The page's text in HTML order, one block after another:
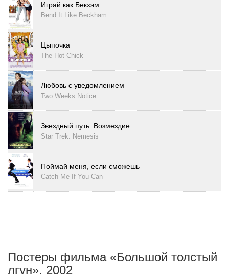
Играй как Бекхэм
Bend It Like Beckham
Цыпочка
The Hot Chick
Любовь с уведомлением
Two Weeks Notice
Звездный путь: Возмездие
Star Trek: Nemesis
Поймай меня, если сможешь
Catch Me If You Can
Постеры фильма «Большой толстый
лгун», 2002